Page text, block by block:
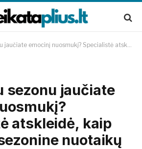
nuosmukį? Specialistė atskleidė, kaip kovoti su sezonine nuotaikų kaita
sezonu jaučiate
atskleidė, kaip
nuotaikų